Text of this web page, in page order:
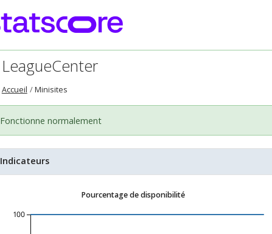
LeagueCenter
Accueil Minisites
Fonctionne normalement
Indicateurs
Pourcentage de disponibilité
100